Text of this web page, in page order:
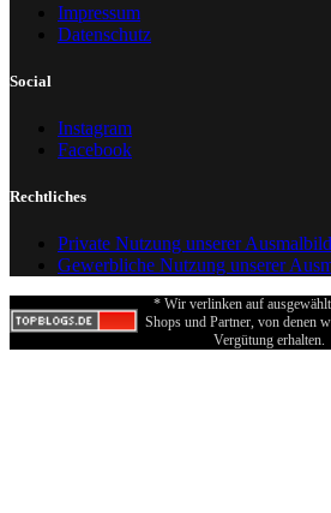
Impressum
Datenschutz
Social
Instagram
Facebook
Rechtliches
Private Nutzung unserer
Gewerbliche Nutzung unserer
* Wir verlinken auf
Shops und Partner, von denen
Vergütung erhalten.